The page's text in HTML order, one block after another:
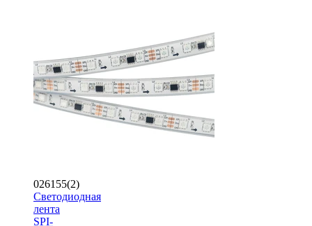
026155(2)
Светодиодная
лента
SPI-